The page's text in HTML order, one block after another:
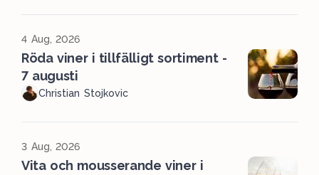
4 Aug, 2026
Röda viner i tillfälligt sortiment -
7 augusti
Christian Stojkovic
3 Aug, 2026
Vita och mousserande viner i